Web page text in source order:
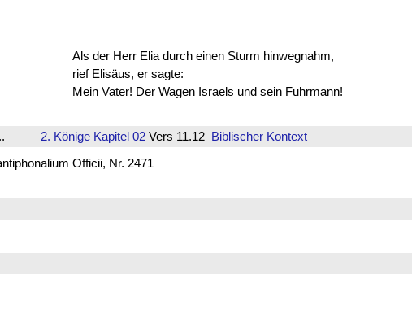
Als der Herr Elia durch einen Sturm hinwegnahm,
rief Elisäus, er sagte:
Mein Vater! Der Wagen Israels und sein Fuhrmann!
2. KönigeKapitel 02Vers 11.12 Biblischer Kontext
Officii, Nr. 2471